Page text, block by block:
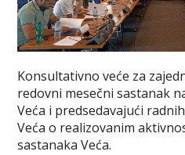
Konsultativno veće za
redovni mesečni sastanak
Veća i predsedavajući
Veća o realizovanim
sastanaka Veća.